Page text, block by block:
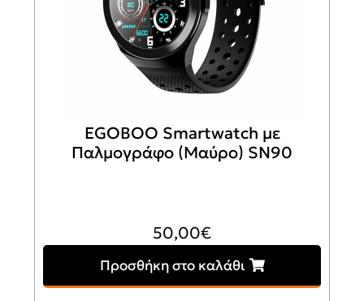
EGOBOO Smartwatch με
Παλμογράφο (Μαύρο) SN90
50,00€
Προσθήκη στο καλάθι